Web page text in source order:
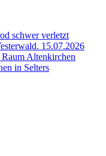
schwer verletzt
15.07.2026
Altenkirchen
in Selters